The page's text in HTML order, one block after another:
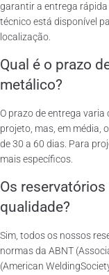
garantir a entrega rápida
técnico está disponível
localização.
Qual é o prazo
metálico?
O prazo de entrega
projeto, mas, em média,
de 30 a 60 dias. Para
mais específicos.
Os
qualidade?
Sim, todos os nossos
normas da ABNT
(American